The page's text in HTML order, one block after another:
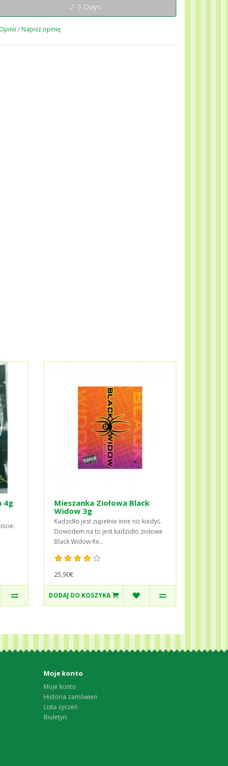
2-3 Days
/Napisz opinię
4g
Mieszanka Ziołowa Black
Widow 3g
Kadzidło jest zupełnie inne niż kiedyś.
Dowodem na to jest kadzidło ziołowe
Black Widow Re..
25,90€
DODAJ DO KOSZYKA
Moje konto
Moje konto
Historia zamówień
Lista życzeń
Biuletyn: